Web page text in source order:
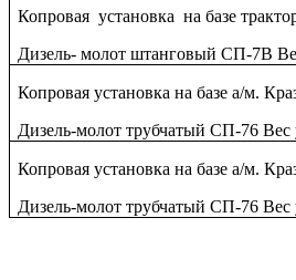
Копровая установка на базе
Дизель- молот штанговый СП-7В
Копровая установка на базе а/м.
Дизель-молот трубчатый СП-76 Вес
Копровая установка на базе а/м.
Дизель-молот трубчатый СП-76 Вес